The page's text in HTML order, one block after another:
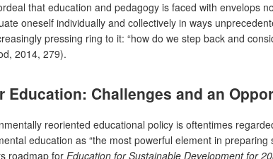
that education and pedagogy is faced with envelops
oneself individually and collectively in ways
pressing ring to it: “how do we step back and
2014, 279).
Education: Challenges and an
reoriented educational policy is oftentimes
education as “the most powerful element in
roadmap for Education for Sustainable Development for